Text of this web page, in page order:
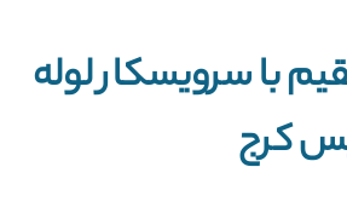
با سرویسکار لوله
کرج